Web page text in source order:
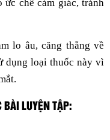
ức chế cảm giác, tránh
lo âu, căng thẳng về
dụng loại thuốc này vì
LUYỆN TẬP: